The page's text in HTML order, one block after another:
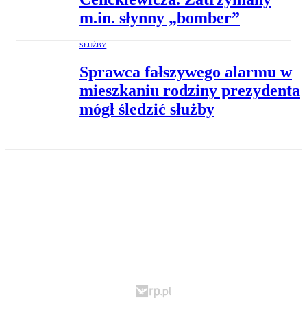
m.in. słynny „bomber”
SŁUŻBY
Sprawca fałszywego alarmu w
mieszkaniu rodziny prezydenta
mógł śledzić służby